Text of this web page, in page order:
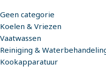
Geen categorie
Koelen & Vriezen
Vaatwassen
Reiniging &
Kookapparatuur